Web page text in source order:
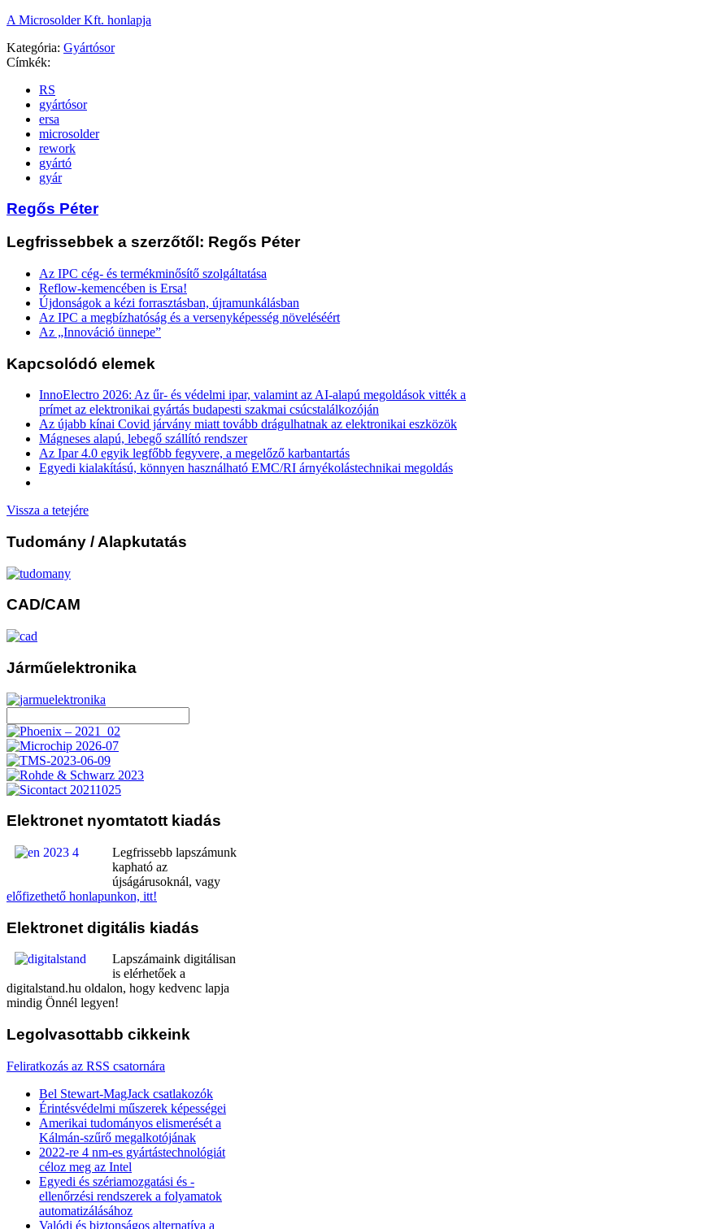
A Microsolder Kft. honlapja
Kategória: Gyártósor
Címkék:
RS
gyártósor
ersa
microsolder
rework
gyártó
gyár
Regős Péter
Legfrissebbek a szerzőtől: Regős Péter
Az IPC cég- és termékminősítő szolgáltatása
Reflow-kemencében is Ersa!
Újdonságok a kézi forrasztásban, újramunkálásban
Az IPC a megbízhatóság és a versenyképesség növeléséért
Az „Innováció ünnepe”
Kapcsolódó elemek
InnoElectro 2026: Az űr- és védelmi ipar, valamint az AI-alapú megoldások vitték a
prímet az elektronikai gyártás budapesti szakmai csúcstalálkozóján
Az újabb kínai Covid járvány miatt tovább drágulhatnak az elektronikai eszközök
Mágneses alapú, lebegő szállító rendszer
Az Ipar 4.0 egyik legfőbb fegyvere, a megelőző karbantartás
Egyedi kialakítású, könnyen használható EMC/RI árnyékolástechnikai megoldás
Vissza a tetejére
Tudomány / Alapkutatás
CAD/CAM
Járműelektronika
Elektronet nyomtatott kiadás
Legfrissebb lapszámunk
kapható az
újságárusoknál, vagy
előfizethető honlapunkon, itt!
Elektronet digitális kiadás
Lapszámaink digitálisan
is elérhetőek a
digitalstand.hu oldalon, hogy kedvenc lapja
mindig Önnél legyen!
Legolvasottabb cikkeink
Feliratkozás az RSS csatornára
Bel Stewart-MagJack csatlakozók
Érintésvédelmi műszerek képességei
Amerikai tudományos elismerését a
Kálmán-szűrő megalkotójának
2022-re 4 nm-es gyártástechnológiát
céloz meg az Intel
Egyedi és szériamozgatási és -
ellenőrzési rendszerek a folyamatok
automatizálásához
Valódi és biztonságos alternatíva a